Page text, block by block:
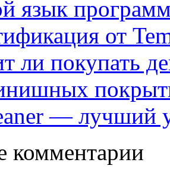
язык
от
ли покупать
— лучший
комментарии